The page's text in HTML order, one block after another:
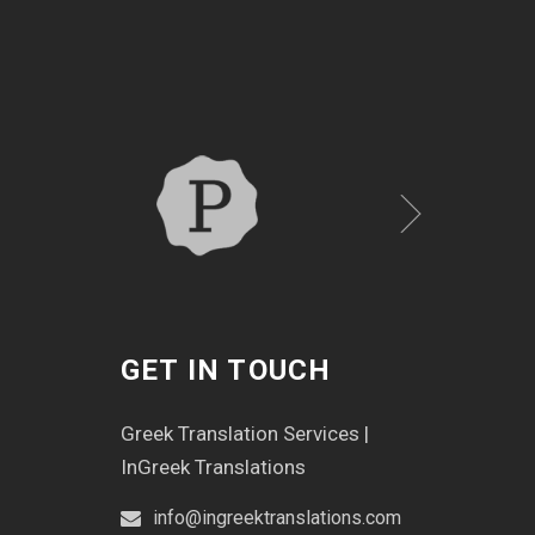
GET IN TOUCH
Greek Translation Services |
InGreek Translations
info@ingreektranslations.com